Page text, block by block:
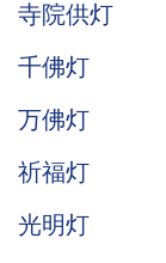
寺院供灯
千佛灯
万佛灯
祈福灯
光明灯